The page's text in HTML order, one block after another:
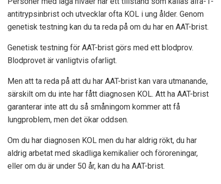
antitrypsinbrist och utvecklar ofta KOL i ung ålder. Genom
genetisk testning kan du ta reda på om du har en AAT-brist.
Genetisk testning för AAT-brist görs med ett blodprov.
Blodprovet är vanligtvis ofarligt.
Men att ta reda på att du har AAT-brist kan vara utmanande,
särskilt om du inte har fått diagnosen KOL. Att ha AAT-brist
garanterar inte att du så småningom kommer att få
lungproblem, men det ökar oddsen.
Om du har diagnosen KOL men du har aldrig rökt, du har
aldrig arbetat med skadliga kemikalier och föroreningar,
eller om du är under 50 år, kan du ha AAT-brist.